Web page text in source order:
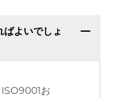
ばよいでしょ
お